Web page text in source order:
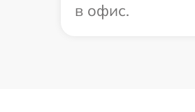
в офис.